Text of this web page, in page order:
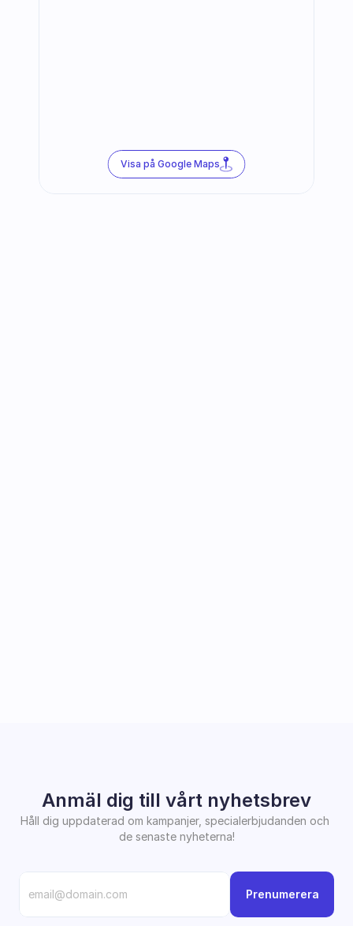
Visa på Google Maps
Anmäl dig till vårt nyhetsbrev
Håll dig uppdaterad om kampanjer, specialerbjudanden och
de senaste nyheterna!
Prenumerera